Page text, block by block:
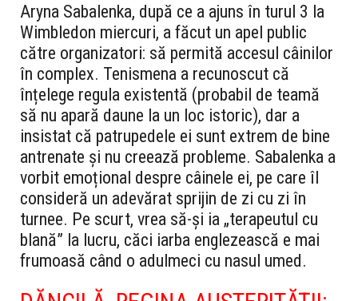
Aryna Sabalenka, după ce a ajuns în turul 3 la
Wimbledon miercuri, a făcut un apel public
către organizatori: să permită accesul câinilor
în complex. Tenismena a recunoscut că
înțelege regula existentă (probabil de teamă
să nu apară daune la un loc istoric), dar a
insistat că patrupedele ei sunt extrem de bine
antrenate și nu creează probleme. Sabalenka a
vorbit emoțional despre câinele ei, pe care îl
consideră un adevărat sprijin de zi cu zi în
turnee. Pe scurt, vrea să-și ia „terapeutul cu
blană” la lucru, căci iarba englezească e mai
frumoasă când o adulmeci cu nasul umed.